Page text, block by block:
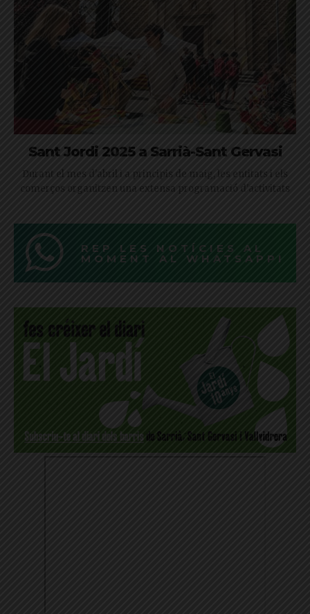
Sant Jordi 2025 a Sarrià-Sant Gervasi
Durant el mes d'abril i a principis de maig, les entitats i els
comerços organitzen una extensa programació d'activitats
REP LES NOTÍCIES AL
MOMENT AL WHATSAPP!